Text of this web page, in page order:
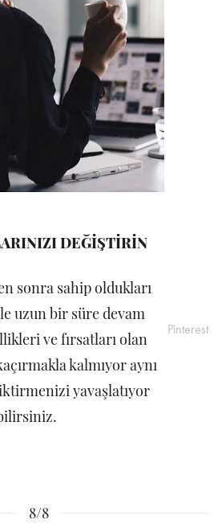
DEĞİŞTİRİN
sonra sahip oldukları
uzun bir süre devam
ve fırsatları olan
kalmıyor aynı
yavaşlatıyor
Pinterest
8/8